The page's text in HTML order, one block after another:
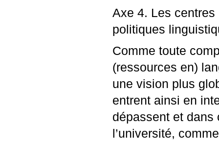
Axe 4. Les
politiques
Comme toute
(ressources en)
une vision plus
entrent ainsi en
dépassent et dans
l’université,